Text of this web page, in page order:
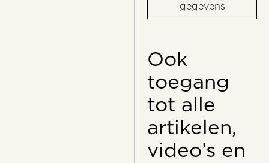
gegevens
Ook
toegang
tot alle
artikelen,
video’s en